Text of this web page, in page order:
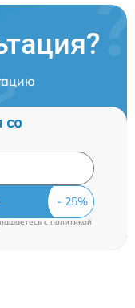
со
cполитикой